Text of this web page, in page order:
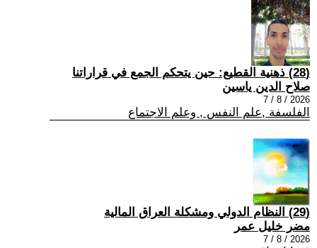
(28) ذهنية القطيع: حين يتحكم الجمع في قراراتنا
صلاح الدين ياسين
2026 / 8 / 7
الفلسفة ,علم النفس , وعلم الاجتماع
(29) النظام الدولي ومشكلة العراق المالية
مضر خليل عمر
2026 / 8 / 7